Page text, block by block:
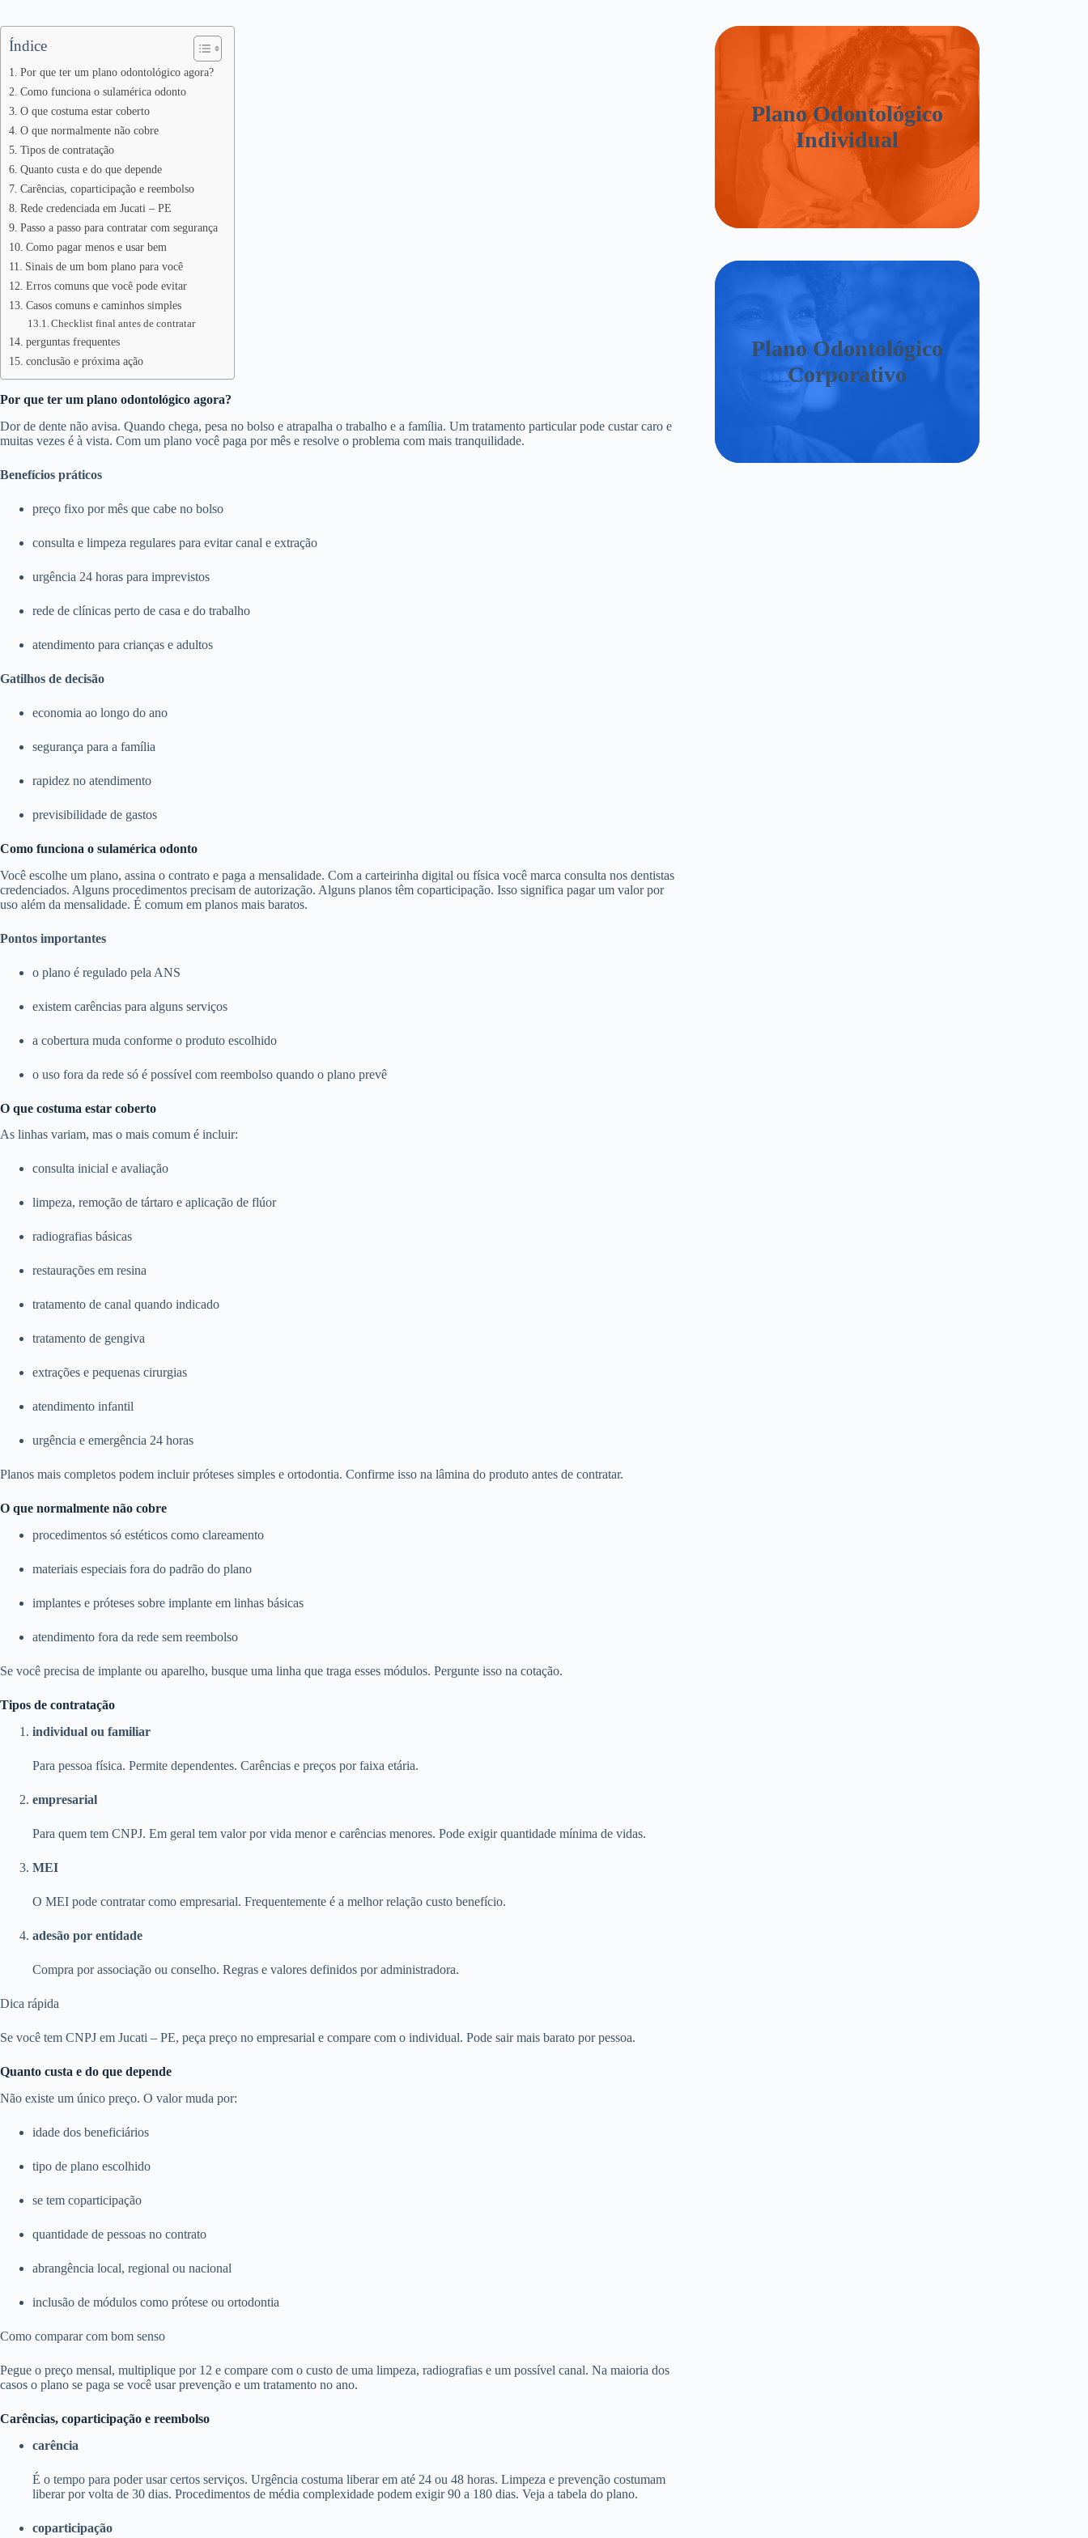
Índice
Por que ter um plano odontológico agora?
Como funciona o sulamérica odonto
O que costuma estar coberto
O que normalmente não cobre
Tipos de contratação
Quanto custa e do que depende
Carências, coparticipação e reembolso
Rede credenciada em Jucati – PE
Passo a passo para contratar com segurança
Como pagar menos e usar bem
Sinais de um bom plano para você
Erros comuns que você pode evitar
Casos comuns e caminhos simples
Checklist final antes de contratar
perguntas frequentes
conclusão e próxima ação
Por que ter um plano odontológico agora?
Dor de dente não avisa. Quando chega, pesa no bolso e atrapalha o trabalho e a família. Um tratamento particular pode custar caro e
muitas vezes é à vista. Com um plano você paga por mês e resolve o problema com mais tranquilidade.
Benefícios práticos
preço fixo por mês que cabe no bolso
consulta e limpeza regulares para evitar canal e extração
urgência 24 horas para imprevistos
rede de clínicas perto de casa e do trabalho
atendimento para crianças e adultos
Gatilhos de decisão
economia ao longo do ano
segurança para a família
rapidez no atendimento
previsibilidade de gastos
Como funciona o sulamérica odonto
Você escolhe um plano, assina o contrato e paga a mensalidade. Com a carteirinha digital ou física você marca consulta nos dentistas
credenciados. Alguns procedimentos precisam de autorização. Alguns planos têm coparticipação. Isso significa pagar um valor por
uso além da mensalidade. É comum em planos mais baratos.
Pontos importantes
o plano é regulado pela ANS
existem carências para alguns serviços
a cobertura muda conforme o produto escolhido
o uso fora da rede só é possível com reembolso quando o plano prevê
O que costuma estar coberto
As linhas variam, mas o mais comum é incluir:
consulta inicial e avaliação
limpeza, remoção de tártaro e aplicação de flúor
radiografias básicas
restaurações em resina
tratamento de canal quando indicado
tratamento de gengiva
extrações e pequenas cirurgias
atendimento infantil
urgência e emergência 24 horas
Planos mais completos podem incluir próteses simples e ortodontia. Confirme isso na lâmina do produto antes de contratar.
O que normalmente não cobre
procedimentos só estéticos como clareamento
materiais especiais fora do padrão do plano
implantes e próteses sobre implante em linhas básicas
atendimento fora da rede sem reembolso
Se você precisa de implante ou aparelho, busque uma linha que traga esses módulos. Pergunte isso na cotação.
Tipos de contratação
individual ou familiar
Para pessoa física. Permite dependentes. Carências e preços por faixa etária.
empresarial
Para quem tem CNPJ. Em geral tem valor por vida menor e carências menores. Pode exigir quantidade mínima de vidas.
MEI
O MEI pode contratar como empresarial. Frequentemente é a melhor relação custo benefício.
adesão por entidade
Compra por associação ou conselho. Regras e valores definidos por administradora.
Dica rápida
Se você tem CNPJ em Jucati – PE, peça preço no empresarial e compare com o individual. Pode sair mais barato por pessoa.
Quanto custa e do que depende
Não existe um único preço. O valor muda por:
idade dos beneficiários
tipo de plano escolhido
se tem coparticipação
quantidade de pessoas no contrato
abrangência local, regional ou nacional
inclusão de módulos como prótese ou ortodontia
Como comparar com bom senso
Pegue o preço mensal, multiplique por 12 e compare com o custo de uma limpeza, radiografias e um possível canal. Na maioria dos
casos o plano se paga se você usar prevenção e um tratamento no ano.
Carências, coparticipação e reembolso
carência
É o tempo para poder usar certos serviços. Urgência costuma liberar em até 24 ou 48 horas. Limpeza e prevenção costumam
liberar por volta de 30 dias. Procedimentos de média complexidade podem exigir 90 a 180 dias. Veja a tabela do plano.
coparticipação
Plano Odontológico
Individual
Plano Odontológico
Corporativo